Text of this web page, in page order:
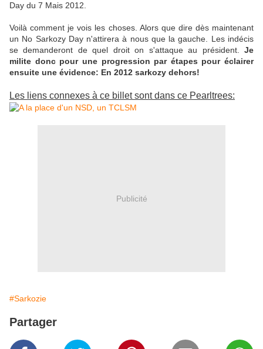
Day du 7 Mais 2012.
Voilà comment je vois les choses. Alors que dire dès maintenant
un No Sarkozy Day n'attirera à nous que la gauche. Les indécis
se demanderont de quel droit on s'attaque au président. Je
milite donc pour une progression par étapes pour éclairer
ensuite une évidence: En 2012 sarkozy dehors!
Les liens connexes à ce billet sont dans ce Pearltrees:
Publicité
#Sarkozie
Partager